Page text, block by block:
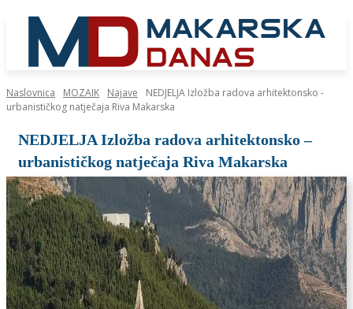
Naslovnica MOZAIK Najave
NEDJELJA Izložba radova arhitektonsko -
urbanističkog natječaja Riva Makarska
NEDJELJA Izložba radova arhitektonsko –
urbanističkog natječaja Riva Makarska